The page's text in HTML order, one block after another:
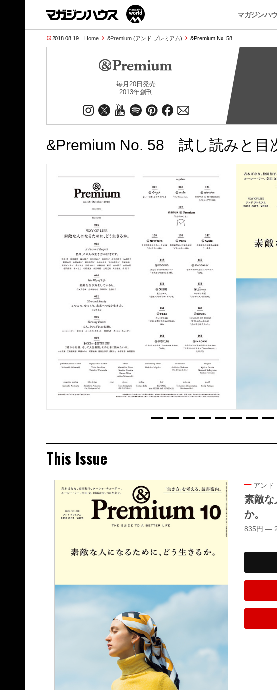
マガジンハ
2018.08.19 Home &Premium (アンド プレミアム) &Premium No. 58 …
毎月20日発売
2013年創刊
&Premium No. 58 試し読みと目
This Issue
アンド
素敵な
か。
835円 —